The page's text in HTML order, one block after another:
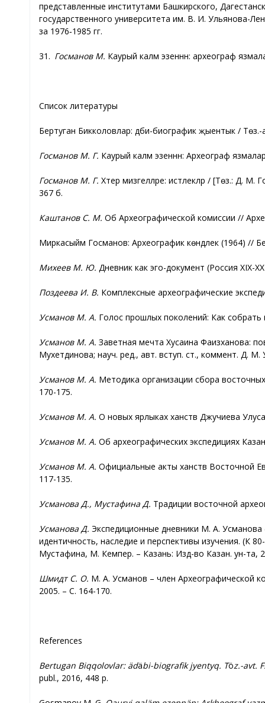
представленные институтами Башкирского,
государственного университета им. В. И. Ульянова-
за 1976‑1985 гг.
31. Госманов М. Каурый каләм эзеннән: археограф
Список литературы
Бертуган Бикколовлар: әдәби-биографик җыентык /
Госманов М. Г. Каурый каләм эзеннән: Археограф
Госманов М. Г. Хәтер мизгелләре: истәлекләр / [Төз.:
367 б.
Каштанов С. М. Об Археографической комиссии //
Миркасыйм Госманов: Археографик көндәлек (1964) //
Михеев М. Ю. Дневник как эго-документ (Россия XIX-
Поздеева И. В. Комплексные археографические
Усманов М. А. Голос прошлых поколений: Как собрать
Усманов М. А. Заветная мечта Хусаина Фаизханова:
Мухетдинова; науч. ред., авт. вступ. ст., коммент. Д.
Усманов М. А. Методика организации сбора
170-175.
Усманов М. А. О новых ярлыках ханств Джучиева
Усманов М. А. Об археографических экспедициях
Усманов М. А. Официальные акты ханств Восточной
117-135.
Усманова Д., Мустафина Д. Традиции восточной
Усманова Д. Экспедиционные дневники М. А. Усманова
идентичность, наследие и перспективы изучения. (К
Мустафина, М. Кемпер. – Казань: Изд-во Казан. ун-та,
Шмидт С. О. М. А. Усманов – член Археографической
2005. – С. 164-170.
References
Bertugan Biqqolovlar: ädäbi-biografik jyentyq. Töz.-avt.
publ., 2016, 448 p.